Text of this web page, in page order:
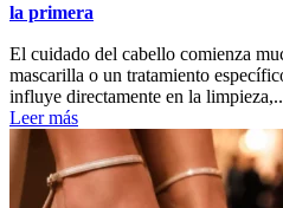
la primera
El cuidado del cabello comienza
mascarilla o un tratamiento
influye directamente en la
Leer más